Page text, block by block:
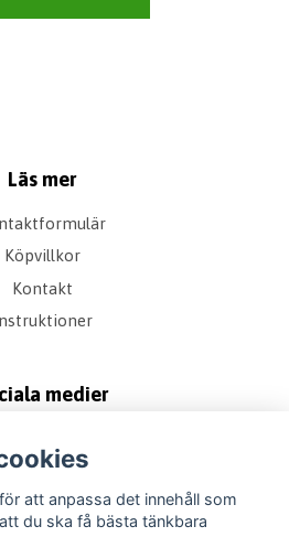
Läs mer
Köpvillkor
Kontakt
medier
att anpassa det innehåll som
du ska få bästa tänkbara